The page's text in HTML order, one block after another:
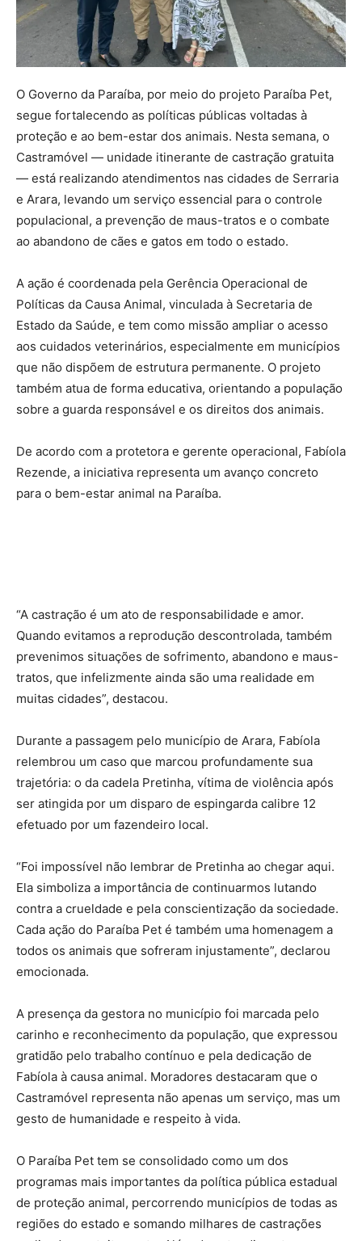
O Governo da Paraíba, por meio do projeto Paraíba Pet,
segue fortalecendo as políticas públicas voltadas à
proteção e ao bem-estar dos animais. Nesta semana, o
Castramóvel — unidade itinerante de castração gratuita
— está realizando atendimentos nas cidades de Serraria
e Arara, levando um serviço essencial para o controle
populacional, a prevenção de maus-tratos e o combate
ao abandono de cães e gatos em todo o estado.
A ação é coordenada pela Gerência Operacional de
Políticas da Causa Animal, vinculada à Secretaria de
Estado da Saúde, e tem como missão ampliar o acesso
aos cuidados veterinários, especialmente em municípios
que não dispõem de estrutura permanente. O projeto
também atua de forma educativa, orientando a população
sobre a guarda responsável e os direitos dos animais.
De acordo com a protetora e gerente operacional, Fabíola
Rezende, a iniciativa representa um avanço concreto
para o bem-estar animal na Paraíba.
“A castração é um ato de responsabilidade e amor.
Quando evitamos a reprodução descontrolada, também
prevenimos situações de sofrimento, abandono e maus-
tratos, que infelizmente ainda são uma realidade em
muitas cidades”, destacou.
Durante a passagem pelo município de Arara, Fabíola
relembrou um caso que marcou profundamente sua
trajetória: o da cadela Pretinha, vítima de violência após
ser atingida por um disparo de espingarda calibre 12
efetuado por um fazendeiro local.
“Foi impossível não lembrar de Pretinha ao chegar aqui.
Ela simboliza a importância de continuarmos lutando
contra a crueldade e pela conscientização da sociedade.
Cada ação do Paraíba Pet é também uma homenagem a
todos os animais que sofreram injustamente”, declarou
emocionada.
A presença da gestora no município foi marcada pelo
carinho e reconhecimento da população, que expressou
gratidão pelo trabalho contínuo e pela dedicação de
Fabíola à causa animal. Moradores destacaram que o
Castramóvel representa não apenas um serviço, mas um
gesto de humanidade e respeito à vida.
O Paraíba Pet tem se consolidado como um dos
programas mais importantes da política pública estadual
de proteção animal, percorrendo municípios de todas as
regiões do estado e somando milhares de castrações